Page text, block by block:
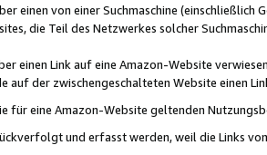
einen von einer Suchmaschine
die Teil des Netzwerkes solcher
einen Link auf eine Amazon-Website
auf der zwischengeschalteten Website einen
für eine Amazon-Website geltenden
und erfasst werden, weil die Links